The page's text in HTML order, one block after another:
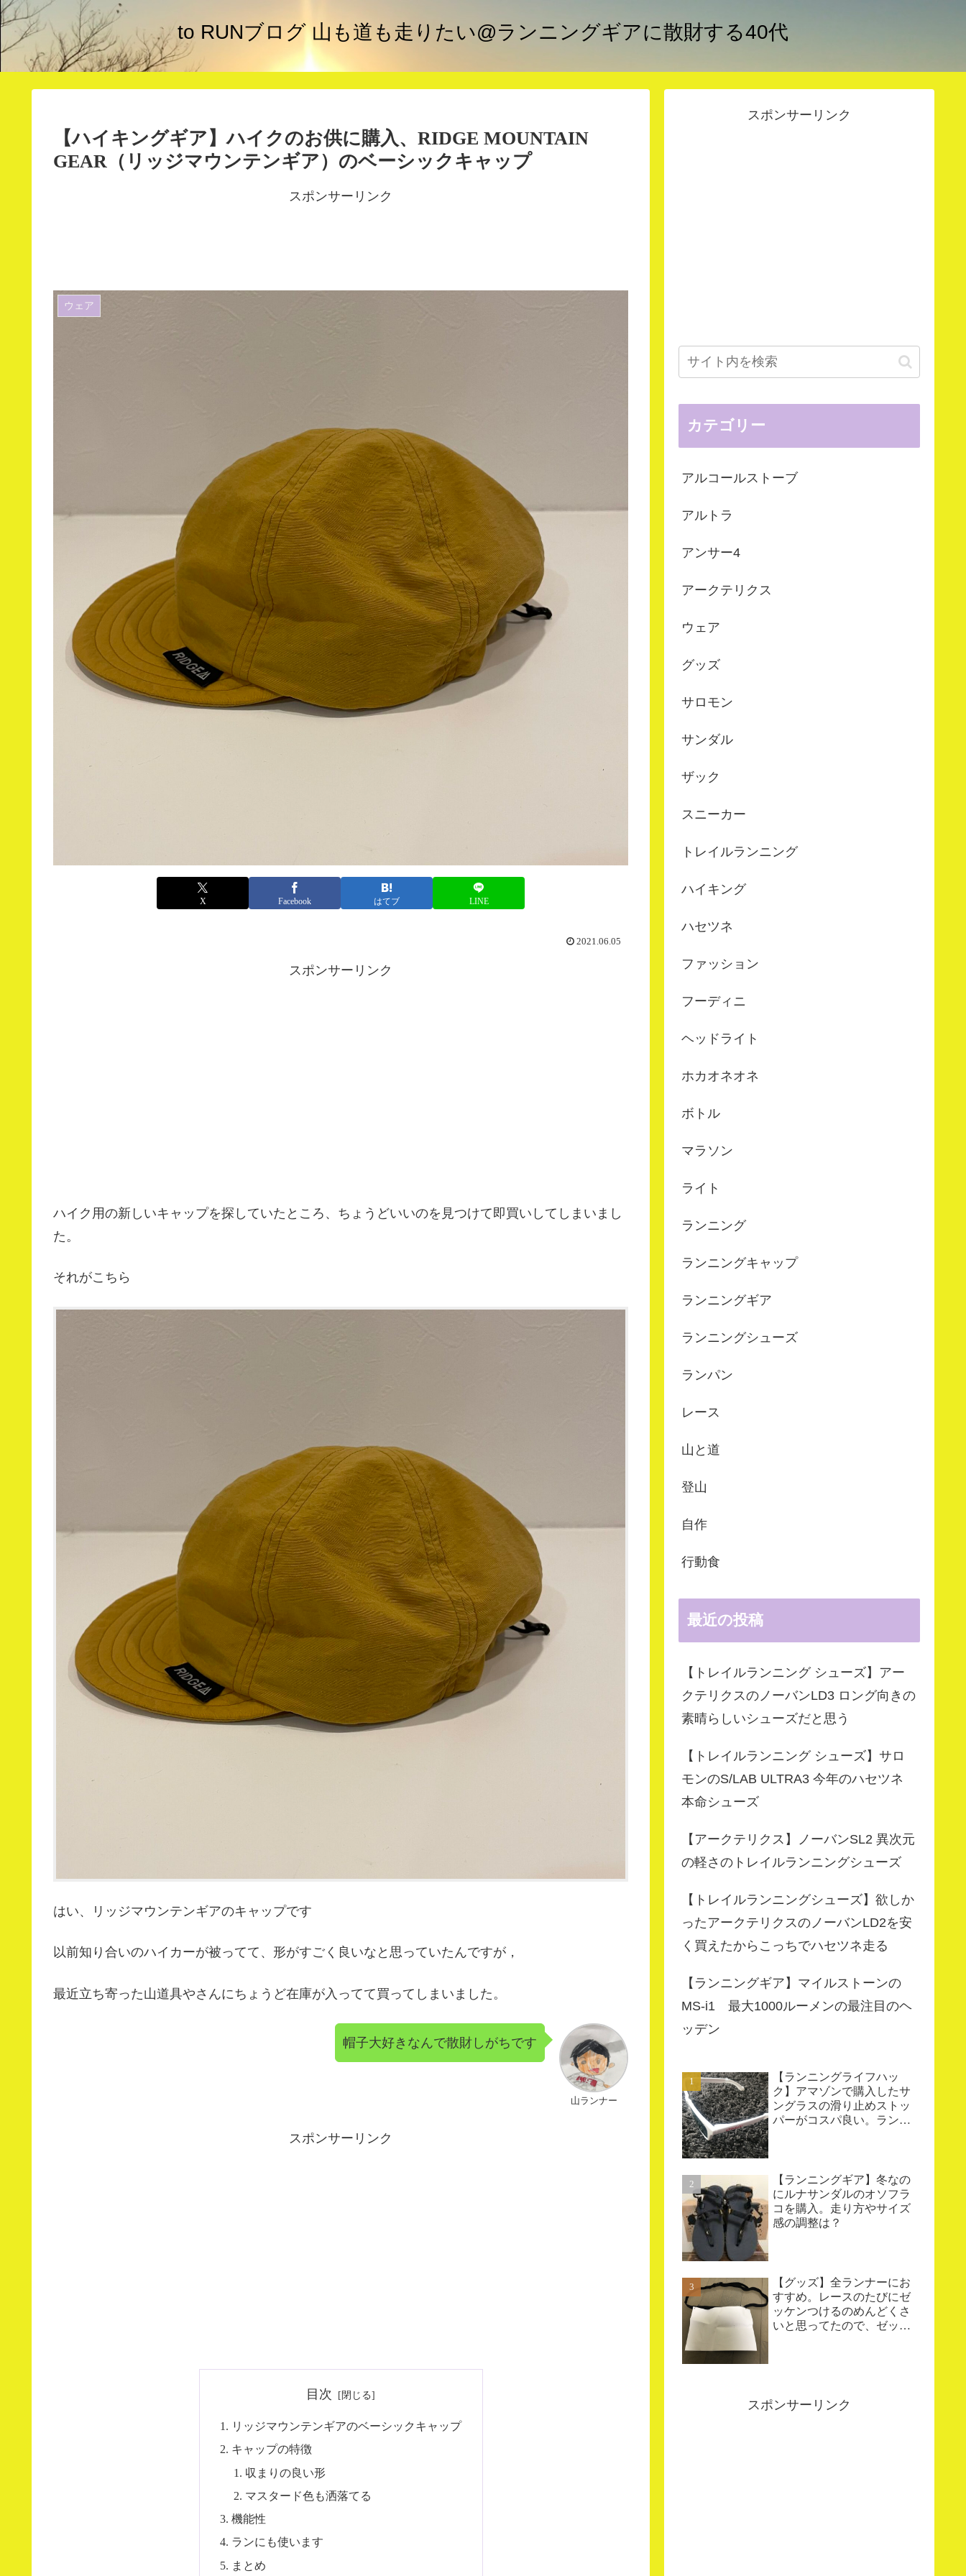
to RUNブログ 山も道も走りたい@ランニングギアに散財する40代
【ハイキングギア】ハイクのお供に購入、RIDGE MOUNTAIN
GEAR（リッジマウンテンギア）のベーシックキャップ
スポンサーリンク
ウェア
X Facebook はてブ LINE
2021.06.05
スポンサーリンク
ハイク用の新しいキャップを探していたところ、ちょうどいいのを見つけて即買いしてしまいまし
た。
それがこちら
はい、リッジマウンテンギアのキャップです
以前知り合いのハイカーが被ってて、形がすごく良いなと思っていたんですが，
最近立ち寄った山道具やさんにちょうど在庫が入ってて買ってしまいました。
山ランナー
帽子大好きなんで散財しがちです
スポンサーリンク
目次
リッジマウンテンギアのベーシックキャップ
キャップの特徴
収まりの良い形
マスタード色も洒落てる
機能性
ランにも使います
まとめ
スポンサーリンク
カテゴリー
アルコールストーブ
アルトラ
アンサー4
アークテリクス
ウェア
グッズ
サロモン
サンダル
ザック
スニーカー
トレイルランニング
ハイキング
ハセツネ
ファッション
フーディニ
ヘッドライト
ホカオネオネ
ボトル
マラソン
ライト
ランニング
ランニングキャップ
ランニングギア
ランニングシューズ
ランパン
レース
山と道
登山
自作
行動食
最近の投稿
【トレイルランニング シューズ】アー
クテリクスのノーバンLD3 ロング向きの
素晴らしいシューズだと思う
【トレイルランニング シューズ】サロ
モンのS/LAB ULTRA3 今年のハセツネ
本命シューズ
【アークテリクス】ノーバンSL2 異次元
の軽さのトレイルランニングシューズ
【トレイルランニングシューズ】欲しか
ったアークテリクスのノーバンLD2を安
く買えたからこっちでハセツネ走る
【ランニングギア】マイルストーンの
MS-i1 最大1000ルーメンの最注目のヘ
ッデン
【ランニングライフハッ
ク】アマゾンで購入したサ
ングラスの滑り止めストッ
パーがコスパ良い。ランニ
【ランニングギア】冬なの
にルナサンダルのオソフラ
コを購入。走り方やサイズ
感の調整は？
【グッズ】全ランナーにお
すすめ。レースのたびにゼ
ッケンつけるのめんどくさ
いと思ってたので、ゼッケ
スポンサーリンク